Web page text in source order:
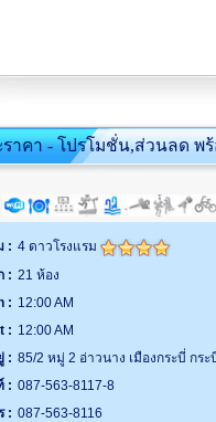
าคา - โปรโมชั่น,ส่วนลด พ
: 4 ดาวโรงแรม
: 21 ห้อง
: 12:00 AM
: 12:00 AM
: 85/2 หมู่ 2 อ่าวนาง เมืองกระบี่ กระ
: 087-563-8117-8
: 087-563-8116